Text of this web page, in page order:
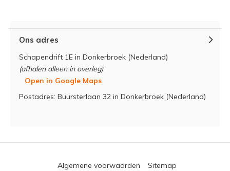
Ons adres
Schapendrift 1E in Donkerbroek (Nederland)
(afhalen alleen in overleg)
Open in Google Maps
Postadres: Buursterlaan 32 in Donkerbroek (Nederland)
Algemene voorwaarden Sitemap